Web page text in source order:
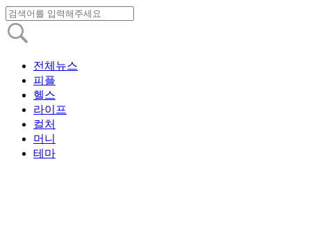
전체뉴스
피플
헬스
라이프
컬처
머니
테마